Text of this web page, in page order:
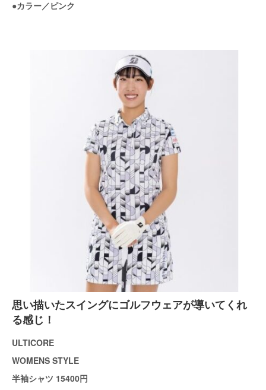
●カラー／ピンク
思い描いたスイングにゴルフウェアが導いてくれ
る感じ！
ULTICORE
WOMENS STYLE
半袖シャツ 15400円